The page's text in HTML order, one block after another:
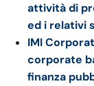
attività di
ed i relativi
IMI
corporate
finanza